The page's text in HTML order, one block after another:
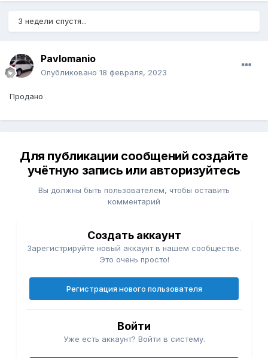
3 недели спустя...
Pavlomanio
Опубликовано 18 февраля, 2023
Продано
Для публикации сообщений создайте
учётную запись или авторизуйтесь
Вы должны быть пользователем, чтобы оставить
комментарий
Создать аккаунт
Зарегистрируйте новый аккаунт в нашем сообществе.
Это очень просто!
Регистрация нового пользователя
Войти
Уже есть аккаунт? Войти в систему.